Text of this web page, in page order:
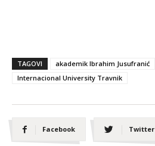
TAGOVI
akademik Ibrahim Jusufranić
Internacional University Travnik
Facebook Twitter